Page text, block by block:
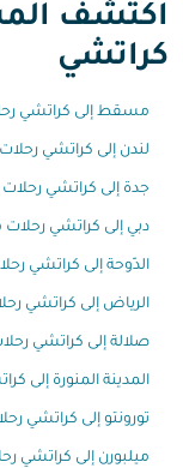
اكتشف
كراتشي
مسقط إلى كراتشي
لندن إلى كراتشي
جدة إلى كراتشي
دبي إلى كراتشي
الدّوحة إلى كراتشي
الرياض إلى كراتشي
صلالة إلى كراتشي
المدينة المنورة إلى
تورونتو إلى كراتشي
ميلبورن إلى كراتشي